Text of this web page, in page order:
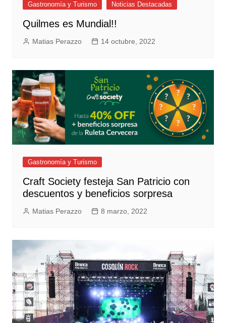
Gastronomía y Turismo Noticias Destacadas
Quilmes es Mundial!!
Matias Perazzo 14 octubre, 2022
Gastronomía y Turismo
Craft Society festeja San Patricio con
descuentos y beneficios sorpresa
Matias Perazzo 8 marzo, 2022